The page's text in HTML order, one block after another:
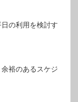
の利用を検討す
裕のあるスケジ